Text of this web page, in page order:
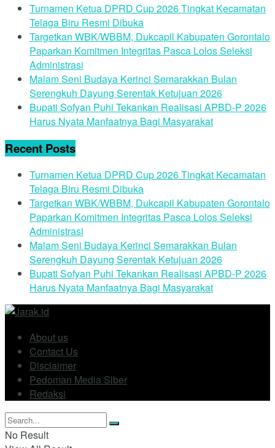
Turnamen Ketua DPRD Cup 2026 Tingkat Kecamatan
Telaga Biru Resmi Dibuka
Targetkan WBK/WBBM, Dukcapil Kabupaten Gorontalo
Paparkan Komitmen Integritas Pasca Lolos Seleksi
Administrasi
Malam Seni Budaya Kerinci Semarakkan Bulan
Serengkuh Dayung Serentak Ketujuan 2026
Bupati Sofyan Puhi Tekankan Realisasi APBD-P 2026
Harus Nyata Manfaatnya Bagi Masyarakat
Recent Posts
Turnamen Ketua DPRD Cup 2026 Tingkat Kecamatan
Telaga Biru Resmi Dibuka
Targetkan WBK/WBBM, Dukcapil Kabupaten Gorontalo
Paparkan Komitmen Integritas Pasca Lolos Seleksi
Administrasi
Malam Seni Budaya Kerinci Semarakkan Bulan
Serengkuh Dayung Serentak Ketujuan 2026
Bupati Sofyan Puhi Tekankan Realisasi APBD-P 2026
Harus Nyata Manfaatnya Bagi Masyarakat
About us
Contact Us
Disclaimer
Pedoman Media Siber
Redaksi
No Result